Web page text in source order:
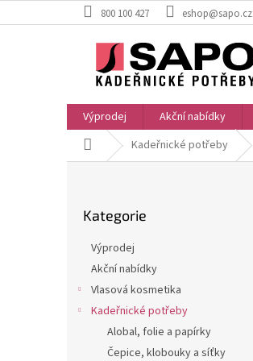
na
800 100 427 eshop@sapo.cz
Výprodej Akční nabídky
Domů Kadeřnické potřeby
kategorie
Kategorie
Výprodej
Akční nabídky
Vlasová kosmetika
Kadeřnické potřeby
Alobal, folie a papírky
Čepice, klobouky a síťky